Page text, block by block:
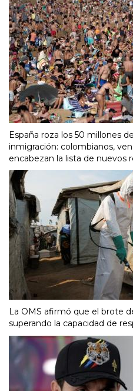
España roza los 50 millones
inmigración: colombianos,
encabezan la lista de nuevos
La OMS afirmó que el brote
superando la capacidad de